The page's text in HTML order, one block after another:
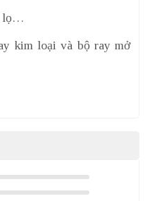
lọ…
kim loại và bộ ray mở